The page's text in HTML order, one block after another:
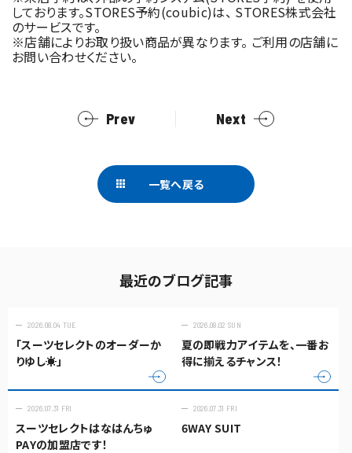
しております。STORES予約(coubic)は、 STORES株式会社
のサービスです。
※店舗によりお取り扱い商品が異なります。 ご利用の店舗に
お問い合わせください。
Prev Next
一覧へ戻る
最近のブログ記事
2026.08.04 TUE
「スーツセレクトのオーダーか
りゆし☀️」
2026.08.02 SUN
夏の即戦力アイテムを、一番お
得に揃えるチャンス！
2026.07.31 FRI
スーツセレクトはなはんちゅ
PAYの加盟店です！
2026.07.31 FRI
6WAY SUIT